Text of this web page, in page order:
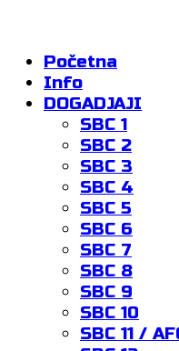
Početna
Info
DOGADJAJI
SBC 1
SBC 2
SBC 3
SBC 4
SBC 5
SBC 6
SBC 7
SBC 8
SBC 9
SBC 10
SBC 11 /